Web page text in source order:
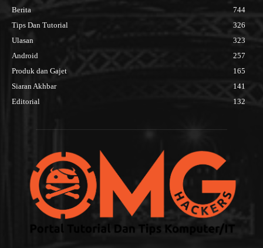
Berita
744
Tips Dan Tutorial
326
Ulasan
323
Android
257
Produk dan Gajet
165
Siaran Akhbar
141
Editorial
132